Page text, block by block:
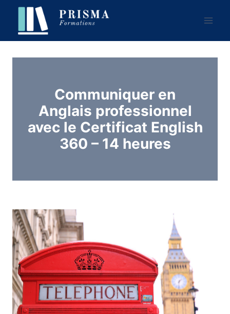
contenu
Communiquer en
Anglais professionnel
avec le Certificat English
360 – 14 heures